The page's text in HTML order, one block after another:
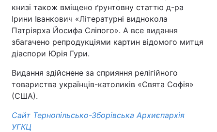
книзі також вміщено ґрунтовну статтю д-ра
Ірини Іванкович «Літературні виднокола
Патріярха Йосифа Сліпого». А все видання
збагачено репродукціями картин відомого митця
діаспори Юрія Гури.
Видання здійснене за сприяння релігійного
товариства українців-католиків «Свята Софія»
(США).
Сайт Тернопільсько-Зборівська Архиєпархія
УГКЦ